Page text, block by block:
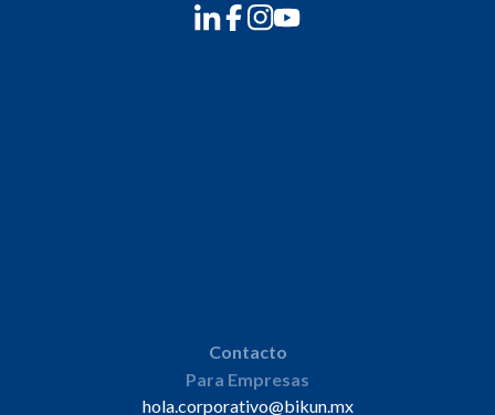
Contacto
Para Empresas
hola.corporativo@bikun.mx